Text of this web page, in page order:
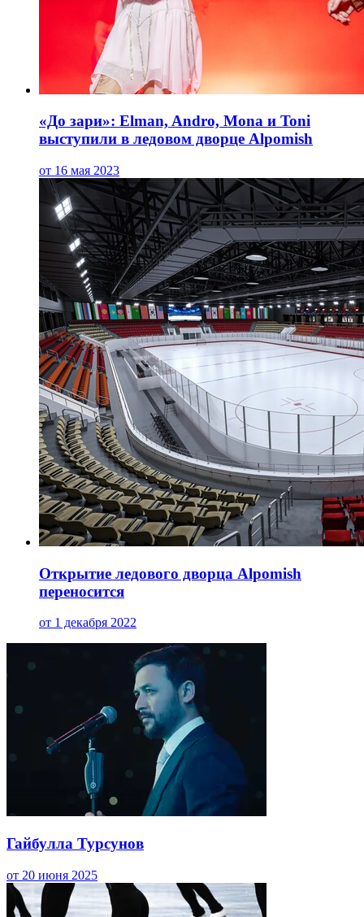
«До зари»: Elman, Andro, Mona и Toni
выступили в ледовом дворце Alpomish
от 16 мая 2023
Открытие ледового дворца Alpomish
переносится
от 1 декабря 2022
Гайбулла Турсунов
от 20 июня 2025